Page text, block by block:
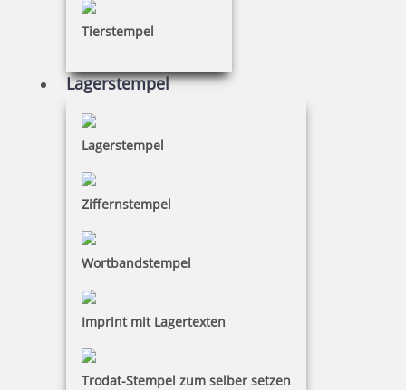
Tierstempel
Lagerstempel
Lagerstempel
Ziffernstempel
Wortbandstempel
Imprint mit Lagertexten
Trodat-Stempel zum selber setzen